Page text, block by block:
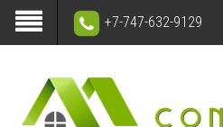
+7-747-632-9129